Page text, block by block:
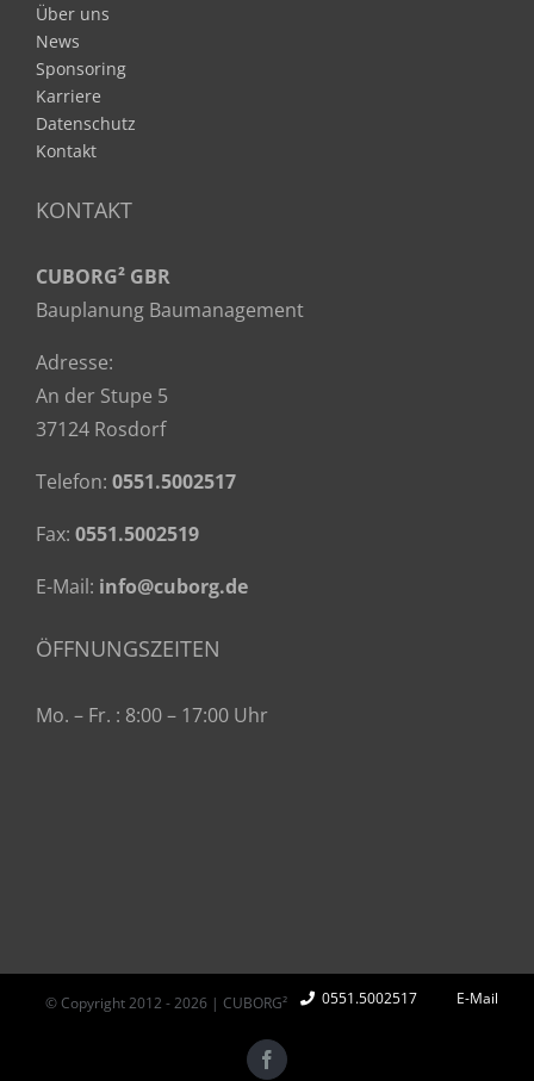
Über uns
News
Sponsoring
Karriere
Datenschutz
Kontakt
KONTAKT
CUBORG² GBR
Bauplanung Baumanagement
Adresse:
An der Stupe 5
37124 Rosdorf
Telefon: 0551.5002517
Fax: 0551.5002519
E-Mail: info@cuborg.de
ÖFFNUNGSZEITEN
Mo. – Fr. : 8:00 – 17:00 Uhr
© Copyright 2012 -2026 | CUBORG² 0551.5002517 E-Mail
Facebook